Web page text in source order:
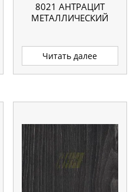
8021 АНТРАЦИТ
МЕТАЛЛИЧЕСКИЙ
Читать далее